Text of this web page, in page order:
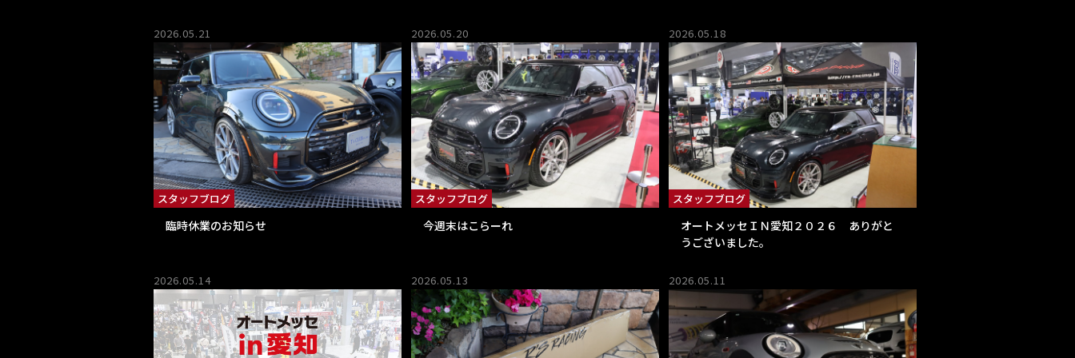
2026.05.21
スタッフブログ
臨時休業のお知らせ
2026.05.20
スタッフブログ
今週末はこらーれ
2026.05.18
スタッフブログ
オートメッセＩＮ愛知２０２６ ありがと
うございました。
2026.05.14 2026.05.13 2026.05.11